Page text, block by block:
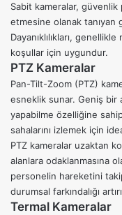
Sabit kameralar, güvenlik
etmesine olanak
Dayanıklılıkları,
koşullar için uygundur.
PTZ Kameralar
Pan-Tilt-Zoom (PTZ)
esneklik sunar. Geniş bir
yapabilme özelliğine
sahalarını izlemek için
PTZ kameralar uzaktan
alanlara odaklanmasına
personelin hareketini
durumsal farkındalığı
Termal Kameralar